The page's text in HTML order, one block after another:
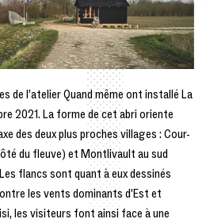
de l’atelier Quand même ont installé La
2021. La forme de cet abri oriente
des deux plus proches villages : Cour-
du fleuve) et Montlivault au sud
flancs sont quant à eux dessinés
les vents dominants d’Est et
les visiteurs font ainsi face à une